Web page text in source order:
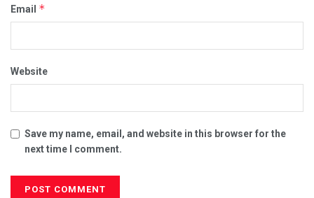
Email *
Website
Save my name, email, and website in this browser for the
next time I comment.